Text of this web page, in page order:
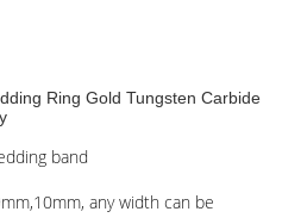
Ring Gold Tungsten Carbide
band
any width can be